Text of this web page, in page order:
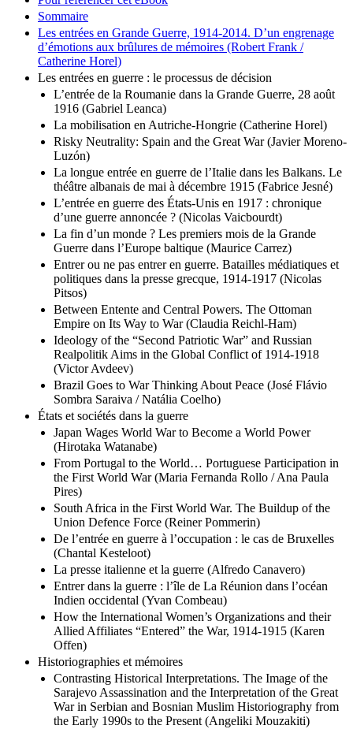
Sommaire
Les entrées en Grande Guerre, 1914-2014. D’un engrenage
d’émotions aux brûlures de mémoires (Robert Frank /
Catherine Horel)
Les entrées en guerre : le processus de décision
L’entrée de la Roumanie dans la Grande Guerre, 28 août
1916 (Gabriel Leanca)
La mobilisation en Autriche-Hongrie (Catherine Horel)
Risky Neutrality: Spain and the Great War (Javier Moreno-
Luzón)
La longue entrée en guerre de l’Italie dans les Balkans. Le
théâtre albanais de mai à décembre 1915 (Fabrice Jesné)
L’entrée en guerre des États-Unis en 1917 : chronique
d’une guerre annoncée ? (Nicolas Vaicbourdt)
La fin d’un monde ? Les premiers mois de la Grande
Guerre dans l’Europe baltique (Maurice Carrez)
Entrer ou ne pas entrer en guerre. Batailles médiatiques et
politiques dans la presse grecque, 1914-1917 (Nicolas
Pitsos)
Between Entente and Central Powers. The Ottoman
Empire on Its Way to War (Claudia Reichl-Ham)
Ideology of the “Second Patriotic War” and Russian
Realpolitik Aims in the Global Conflict of 1914-1918
(Victor Avdeev)
Brazil Goes to War Thinking About Peace (José Flávio
Sombra Saraiva / Natália Coelho)
États et sociétés dans la guerre
Japan Wages World War to Become a World Power
(Hirotaka Watanabe)
From Portugal to the World… Portuguese Participation in
the First World War (Maria Fernanda Rollo / Ana Paula
Pires)
South Africa in the First World War. The Buildup of the
Union Defence Force (Reiner Pommerin)
De l’entrée en guerre à l’occupation : le cas de Bruxelles
(Chantal Kesteloot)
La presse italienne et la guerre (Alfredo Canavero)
Entrer dans la guerre : l’île de La Réunion dans l’océan
Indien occidental (Yvan Combeau)
How the International Women’s Organizations and their
Allied Affiliates “Entered” the War, 1914-1915 (Karen
Offen)
Historiographies et mémoires
Contrasting Historical Interpretations. The Image of the
Sarajevo Assassination and the Interpretation of the Great
War in Serbian and Bosnian Muslim Historiography from
the Early 1990s to the Present (Angeliki Mouzakiti)